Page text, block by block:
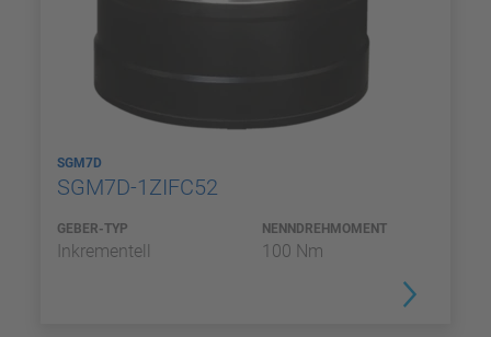
SGM7D
SGM7D-1ZIFC52
GEBER-TYP
Inkrementell
NENNDREHMOMENT
100 Nm